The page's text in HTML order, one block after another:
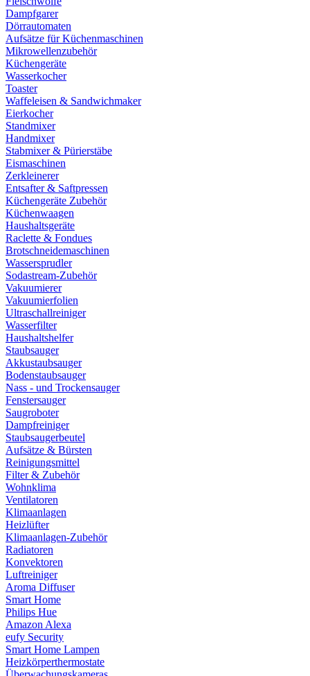
Dampfgarer
Dörrautomaten
Aufsätze für Küchenmaschinen
Mikrowellenzubehör
Küchengeräte
Wasserkocher
Toaster
Waffeleisen & Sandwichmaker
Eierkocher
Standmixer
Handmixer
Stabmixer & Pürierstäbe
Eismaschinen
Zerkleinerer
Entsafter & Saftpressen
Küchengeräte Zubehör
Küchenwaagen
Haushaltsgeräte
Raclette & Fondues
Brotschneidemaschinen
Wassersprudler
Sodastream-Zubehör
Vakuumierer
Vakuumierfolien
Ultraschallreiniger
Wasserfilter
Haushaltshelfer
Staubsauger
Akkustaubsauger
Bodenstaubsauger
Nass - und Trockensauger
Fenstersauger
Saugroboter
Dampfreiniger
Staubsaugerbeutel
Aufsätze & Bürsten
Reinigungsmittel
Filter & Zubehör
Wohnklima
Ventilatoren
Klimaanlagen
Heizlüfter
Klimaanlagen-Zubehör
Radiatoren
Konvektoren
Luftreiniger
Aroma Diffuser
Smart Home
Philips Hue
Amazon Alexa
eufy Security
Smart Home Lampen
Heizkörperthermostate